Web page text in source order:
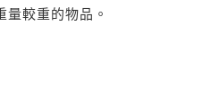
量較重的物品。